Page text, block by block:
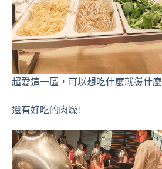
超愛這一區，可以想吃什麼就燙什麼
還有好吃的肉燥!